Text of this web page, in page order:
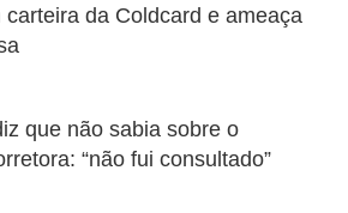
da Coldcard e ameaça
que não sabia sobre o
“não fui consultado”